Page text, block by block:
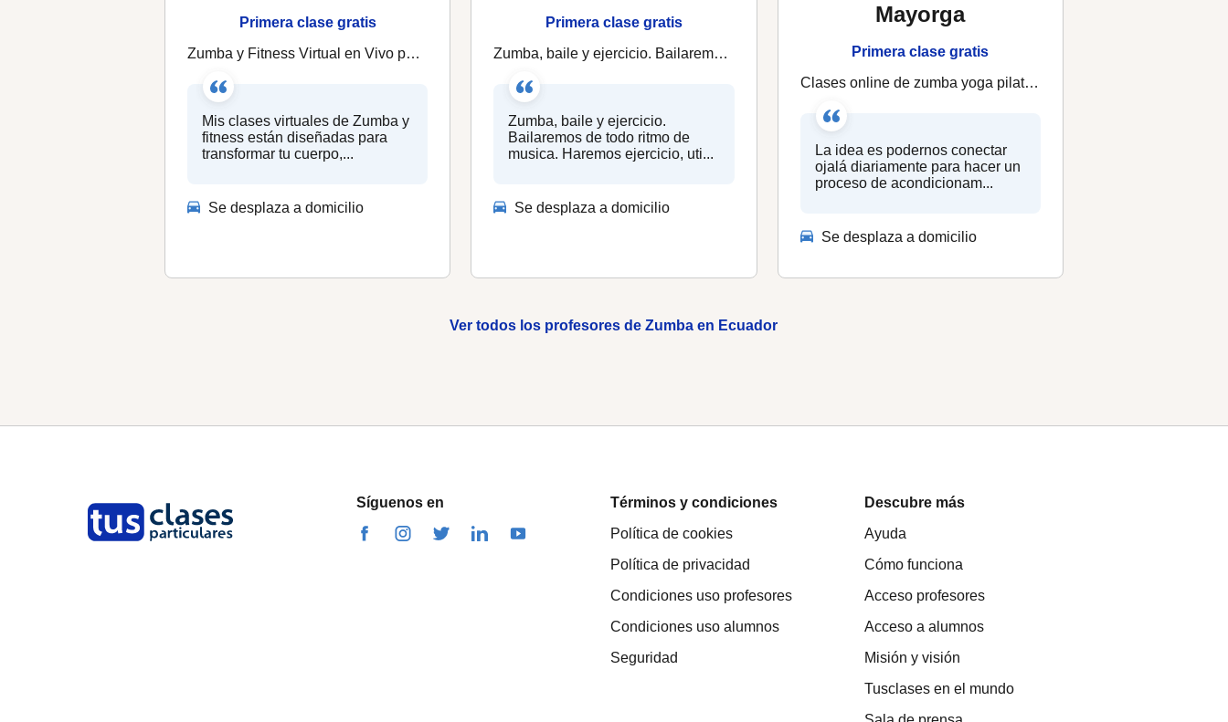
Primera clase gratis
Zumba y Fitness Virtual en Vivo para Bajar Estrés, Quemar Calorías y Subir Energía
Mis clases virtuales de Zumba y
fitness están diseñadas para
transformar tu cuerpo,...
Se desplaza a domicilio
Primera clase gratis
Zumba, baile y ejercicio. Bailaremos de todo ritmo de musica. Haremos ejercicio, utilizaremos diferentes materiales para ejecutar
Zumba, baile y ejercicio.
Bailaremos de todo ritmo de
musica. Haremos ejercicio, uti...
Se desplaza a domicilio
Mayorga
Primera clase gratis
Clases online de zumba yoga pilates acondicionamiento físico 100% online desde Bogotá Colombia
La idea es podernos conectar
ojalá diariamente para hacer un
proceso de acondicionam...
Se desplaza a domicilio
Ver todos los profesores de Zumba en Ecuador
Síguenos en
Términos y condiciones
Política de cookies
Política de privacidad
Condiciones uso profesores
Condiciones uso alumnos
Seguridad
Descubre más
Ayuda
Cómo funciona
Acceso profesores
Acceso a alumnos
Misión y visión
Tusclases en el mundo